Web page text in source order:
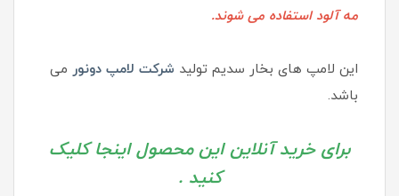
مه آلود استفاده می شوند.
این لامپ های بخار سدیم تولید شرکت لامپ دونور می
باشد.
برای خرید آنلاین این محصول اینجا کلیک
کنید .